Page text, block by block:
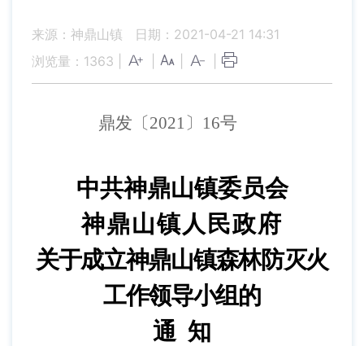
来源：神鼎山镇
日期：2021-04-21 14:31
浏览量： 1363
鼎发〔2021〕16号
中共神鼎山镇委员会
神鼎山镇人民政府
关于成立神鼎山镇森林防灭火
工作领导小组的
通 知